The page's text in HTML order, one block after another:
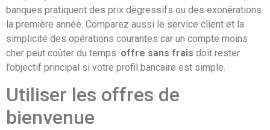
banques pratiquent des prix dégressifs ou des exonérations
la première année. Comparez aussi le service client et la
simplicité des opérations courantes car un compte moins
cher peut coûter du temps. offre sans frais doit rester
l’objectif principal si votre profil bancaire est simple.
Utiliser les offres de
bienvenue